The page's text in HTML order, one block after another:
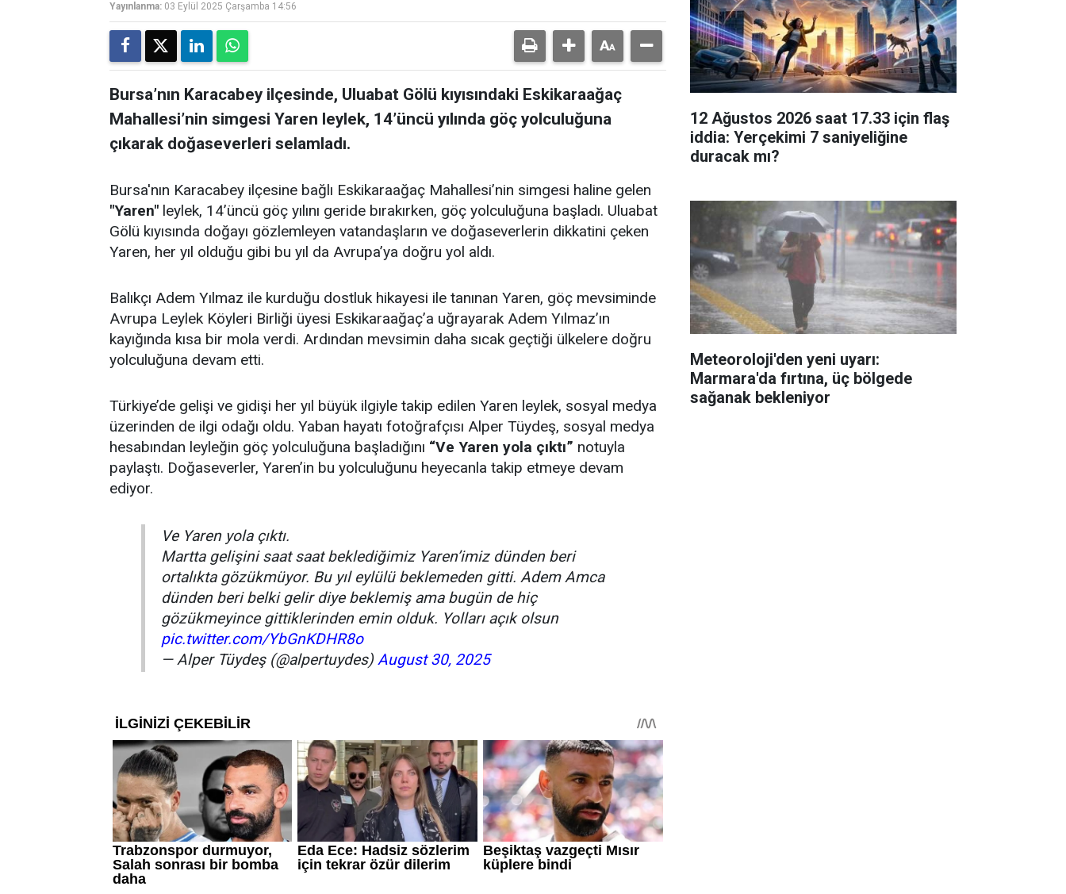
Yayınlanma: 03 Eylül 2025 Çarşamba 14:56
Bursa’nın Karacabey ilçesinde, Uluabat Gölü kıyısındaki Eskikaraağaç
Mahallesi’nin simgesi Yaren leylek, 14’üncü yılında göç yolculuğuna
çıkarak doğaseverleri selamladı.
Bursa'nın Karacabey ilçesine bağlı Eskikaraağaç Mahallesi’nin simgesi haline gelen
"Yaren" leylek, 14’üncü göç yılını geride bırakırken, göç yolculuğuna başladı. Uluabat
Gölü kıyısında doğayı gözlemleyen vatandaşların ve doğaseverlerin dikkatini çeken
Yaren, her yıl olduğu gibi bu yıl da Avrupa’ya doğru yol aldı.
Balıkçı Adem Yılmaz ile kurduğu dostluk hikayesi ile tanınan Yaren, göç mevsiminde
Avrupa Leylek Köyleri Birliği üyesi Eskikaraağaç’a uğrayarak Adem Yılmaz’ın
kayığında kısa bir mola verdi. Ardından mevsimin daha sıcak geçtiği ülkelere doğru
yolculuğuna devam etti.
Türkiye’de gelişi ve gidişi her yıl büyük ilgiyle takip edilen Yaren leylek, sosyal medya
üzerinden de ilgi odağı oldu. Yaban hayatı fotoğrafçısı Alper Tüydeş, sosyal medya
hesabından leyleğin göç yolculuğuna başladığını “Ve Yaren yola çıktı” notuyla
paylaştı. Doğaseverler, Yaren’in bu yolculuğunu heyecanla takip etmeye devam
ediyor.
Ve Yaren yola çıktı.
Martta gelişini saat saat beklediğimiz Yaren’imiz dünden beri
ortalıkta gözükmüyor. Bu yıl eylülü beklemeden gitti. Adem Amca
dünden beri belki gelir diye beklemiş ama bugün de hiç
gözükmeyince gittiklerinden emin olduk. Yolları açık olsun
pic.twitter.com/YbGnKDHR8o
— Alper Tüydeş (@alpertuydes)August 30, 2025
12 Ağustos 2026 saat 17.33 için flaş
iddia: Yerçekimi 7 saniyeliğine
duracak mı?
Meteoroloji'den yeni uyarı:
Marmara'da fırtına, üç bölgede
sağanak bekleniyor